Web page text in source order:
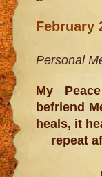
February
Personal
My
befriend
heals, it
repeat